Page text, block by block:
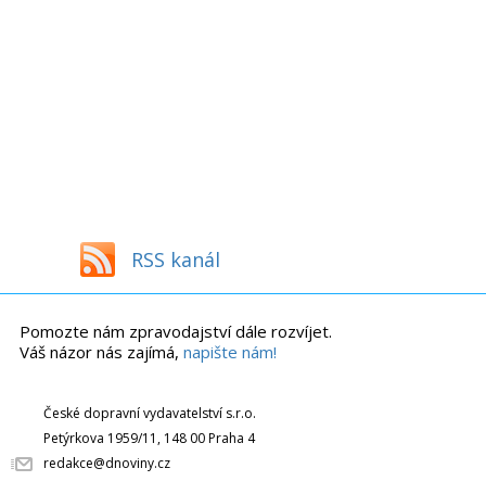
RSS kanál
Pomozte nám zpravodajství dále rozvíjet.
Váš názor nás zajímá, napište nám!
České dopravní vydavatelství s.r.o.
Petýrkova 1959/11, 148 00 Praha 4
redakce@dnoviny.cz